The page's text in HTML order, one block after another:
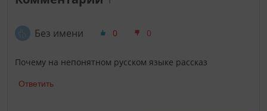
Без имени 0 0
Почему на непонятном русском языке рассказ
Ответить